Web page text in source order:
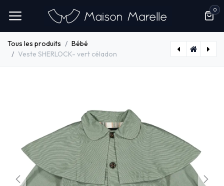
0
Tous les produits
Bébé
Veste SHERLOCK- vert céladon